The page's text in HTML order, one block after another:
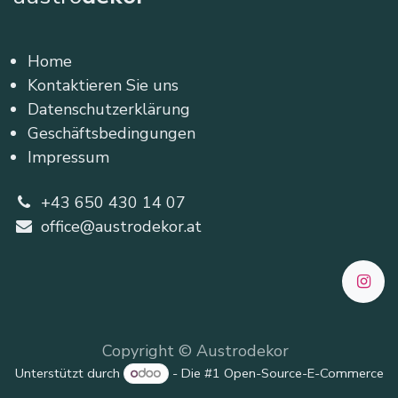
Home
Kontaktieren Sie uns
Datenschutzerklärung
Geschäftsbedingungen
Impressum
+43 650 430 14 07
office@austrodekor.at
Copyright © Austrodekor
Unterstützt durch - Die #1 Open-Source-E-Commerce